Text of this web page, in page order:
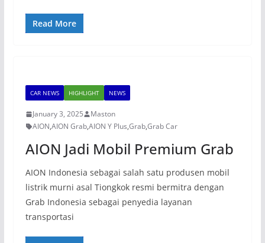
Read More
CAR NEWS HIGHLIGHT NEWS
January 3, 2025
Maston
AION,AION Grab,AION Y Plus,Grab,Grab Car
AION Jadi Mobil Premium Grab
AION Indonesia sebagai salah satu produsen mobil
listrik murni asal Tiongkok resmi bermitra dengan
Grab Indonesia sebagai penyedia layanan
transportasi